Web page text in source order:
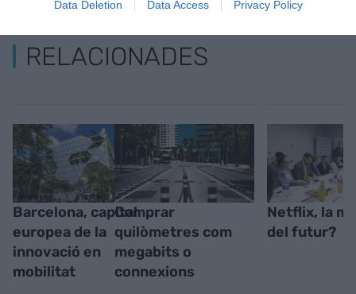
Data Deletion Data Access Privacy Policy
RELACIONADES
Barcelona, capital
europea de la
innovació en
mobilitat
Comprar
quilòmetres com
megabits o
connexions
Netflix, la
del futur?